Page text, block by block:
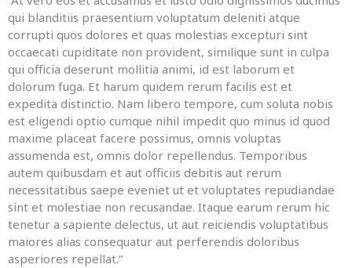
qui blanditiis praesentium voluptatum deleniti atque
corrupti quos dolores et quas molestias excepturi sint
occaecati cupiditate non provident, similique sunt in culpa
qui officia deserunt mollitia animi, id est laborum et
dolorum fuga. Et harum quidem rerum facilis est et
expedita distinctio. Nam libero tempore, cum soluta nobis
est eligendi optio cumque nihil impedit quo minus id quod
maxime placeat facere possimus, omnis voluptas
assumenda est, omnis dolor repellendus. Temporibus
autem quibusdam et aut officiis debitis aut rerum
necessitatibus saepe eveniet ut et voluptates repudiandae
sint et molestiae non recusandae. Itaque earum rerum hic
tenetur a sapiente delectus, ut aut reiciendis voluptatibus
maiores alias consequatur aut perferendis doloribus
asperiores repellat.”